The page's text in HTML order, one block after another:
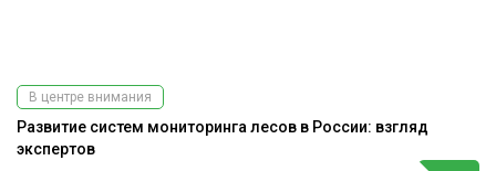
В центре внимания
Развитие систем мониторинга лесов в России: взгляд
экспертов